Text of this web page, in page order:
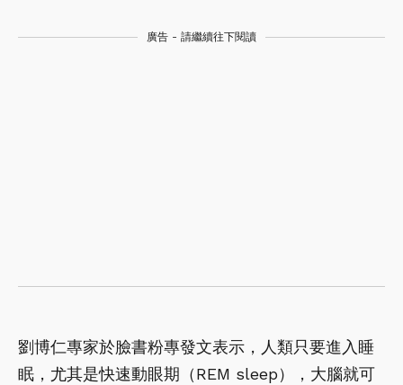
廣告 - 請繼續往下閱讀
劉博仁專家於臉書粉專發文表示，人類只要進入睡
眠，尤其是快速動眼期（REM sleep），大腦就可